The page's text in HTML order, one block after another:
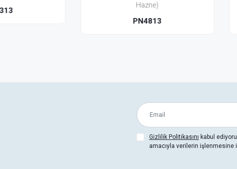
Hazne)
PN4863
Gizlilik Politikasını kabul
amacıyla verilerin işlenmesine